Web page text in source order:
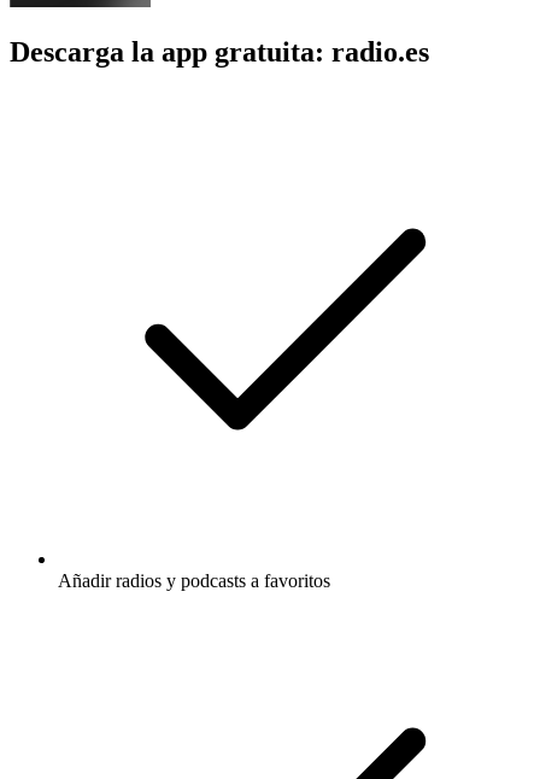
Descarga la app gratuita: radio.es
Añadir radios y podcasts a favoritos